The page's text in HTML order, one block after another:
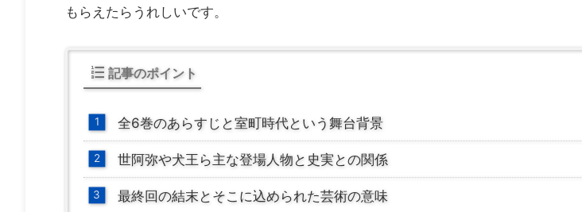
もらえたらうれしいです。
記事のポイント
全6巻のあらすじと室町時代という舞台背景
世阿弥や犬王ら主な登場人物と史実との関係
最終回の結末とそこに込められた芸術の意味